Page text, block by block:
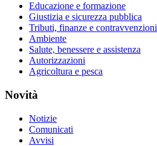
Educazione e formazione
Giustizia e sicurezza pubblica
Tributi, finanze e contravvenzioni
Ambiente
Salute, benessere e assistenza
Autorizzazioni
Agricoltura e pesca
Novità
Notizie
Comunicati
Avvisi